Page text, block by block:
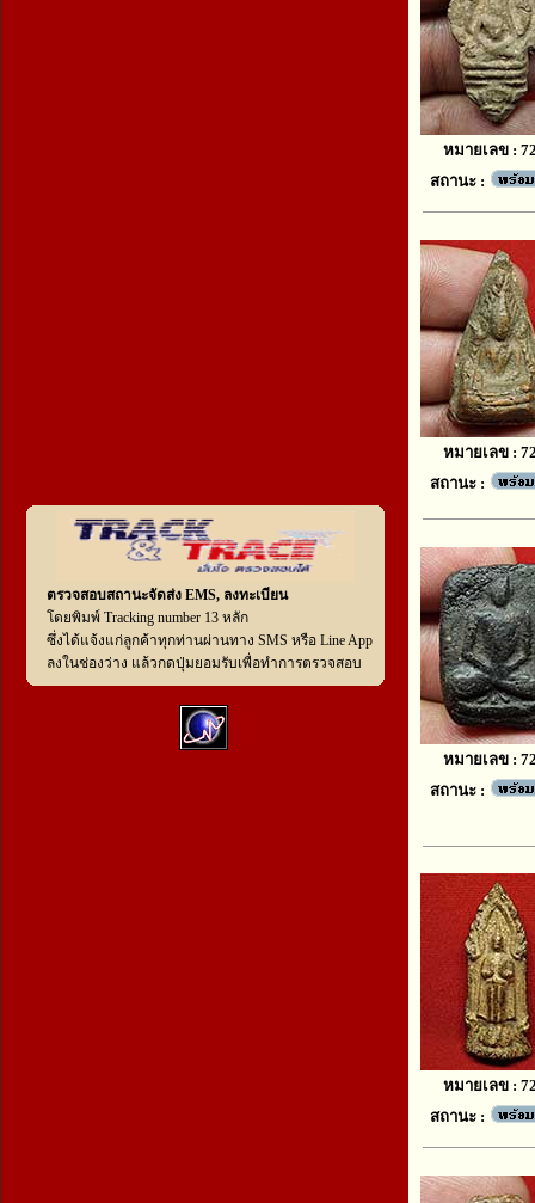
ตรวจสอบสถานะจัดส่ง EMS, ลงทะเบียน
โดยพิมพ์ Tracking number 13 หลัก
ซึ่งได้แจ้งแก่ลูกค้าทุกท่านผ่านทาง SMS หรือ Line App
ลงในช่องว่าง แล้วกดปุ่มยอมรับเพื่อทำการตรวจสอบ
หมายเลข :
สถานะ :
หมายเลข :
สถานะ :
หมายเลข :
สถานะ :
หมายเลข :
สถานะ :